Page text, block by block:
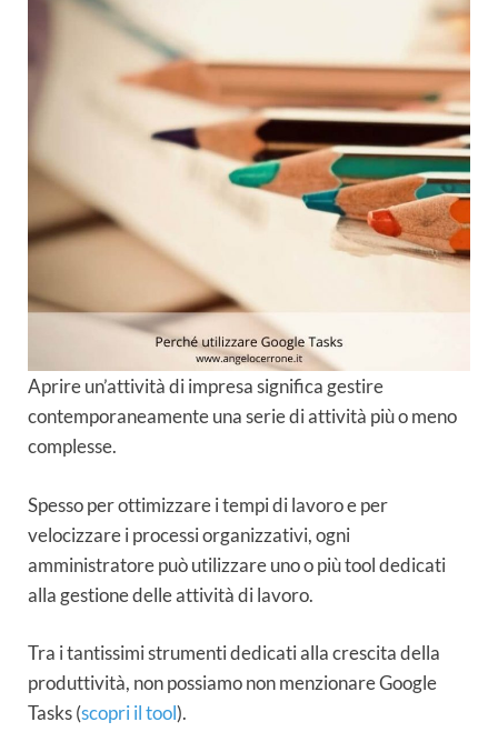
Aprire un’attività di impresa significa gestire
contemporaneamente una serie di attività più o meno
complesse.
Spesso per ottimizzare i tempi di lavoro e per
velocizzare i processi organizzativi, ogni
amministratore può utilizzare uno o più tool dedicati
alla gestione delle attività di lavoro.
Tra i tantissimi strumenti dedicati alla crescita della
produttività, non possiamo non menzionare Google
Tasks (scopri il tool).